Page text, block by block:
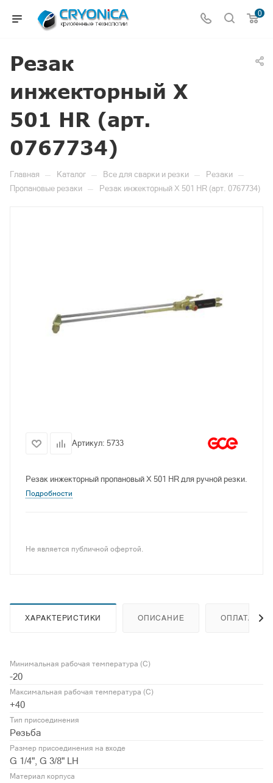
0
Резак
инжекторный X
501 HR (арт.
0767734)
Главная — Каталог — Все для сварки и резки — Резаки —
Пропановые резаки — Резак инжекторный X 501 HR (арт. 0767734)
Артикул: 5733
Резак инжекторный пропановый X 501 HR для ручной резки.
Подробности
Не является публичной офертой.
ХАРАКТЕРИСТИКИ ОПИСАНИЕ ОПЛАТА
Минимальная рабочая температура (С)
-20
Максимальная рабочая температура (С)
+40
Тип присоединения
Резьба
Размер присоединения на входе
G 1/4", G 3/8" LH
Материал корпуса